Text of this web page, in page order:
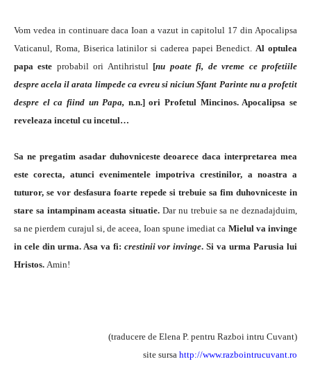
Vom vedea in continuare daca Ioan a vazut in capitolul 17 din Apocalipsa
Vaticanul, Roma, Biserica latinilor si caderea papei Benedict.Al optulea
papa este probabil ori Antihristul[nu poate fi, de vreme ce profetiile
despre acela il arata limpede ca evreu si niciun Sfant Parinte nu a profetit
despre el ca fiind un Papa, n.n.] ori Profetul Mincinos. Apocalipsa se
reveleaza incetul cu incetul…
Sa ne pregatim asadar duhovniceste deoarece daca interpretarea mea
este corecta, atunci evenimentele impotriva crestinilor, a noastra a
tuturor, se vor desfasura foarte repede si trebuie sa fim duhovniceste in
stare sa intampinam aceasta situatie. Dar nu trebuie sa ne deznadajduim,
sa ne pierdem curajul si, de aceea, Ioan spune imediat ca Mielul va invinge
in cele din urma. Asa va fi: crestinii vor invinge. Si va urma Parusia lui
Hristos. Amin!
(traducere de Elena P. pentru Razboi intru Cuvant)
site sursa http://www.razbointrucuvant.ro